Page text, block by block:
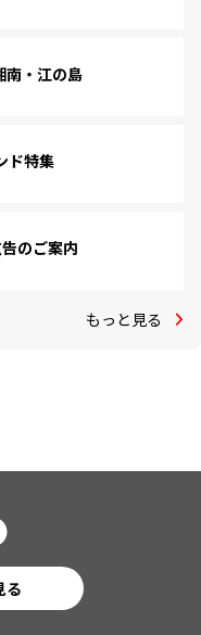
南・江の島
ド特集
のご案内
もっと見る
る